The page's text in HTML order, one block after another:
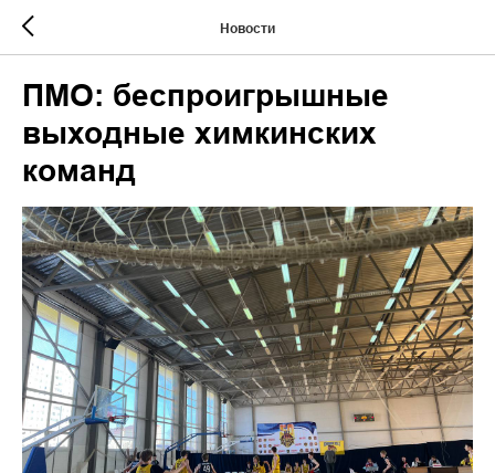
Новости
ПМО: беспроигрышные
выходные химкинских
команд